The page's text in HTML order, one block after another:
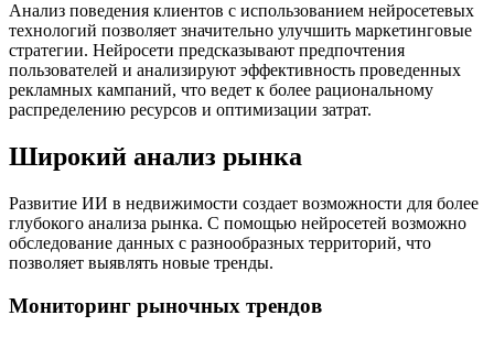
Анализ поведения клиентов с использованием нейросетевых
технологий позволяет значительно улучшить маркетинговые
стратегии. Нейросети предсказывают предпочтения
пользователей и анализируют эффективность проведенных
рекламных кампаний, что ведет к более рациональному
распределению ресурсов и оптимизации затрат.
Широкий анализ рынка
Развитие ИИ в недвижимости создает возможности для более
глубокого анализа рынка. С помощью нейросетей возможно
обследование данных с разнообразных территорий, что
позволяет выявлять новые тренды.
Мониторинг рыночных трендов